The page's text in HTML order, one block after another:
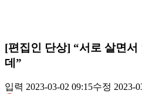
[편집인 단상] “서로 살면서
데”
입력 2023-03-02 09:15수정 2023-